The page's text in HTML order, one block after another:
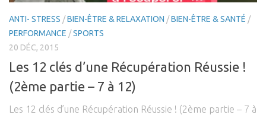
ANTI- STRESS /BIEN-ÊTRE & RELAXATION /BIEN-ÊTRE & SANTÉ /
PERFORMANCE /SPORTS
20 DÉC, 2015
Les 12 clés d’une Récupération Réussie !
(2ème partie – 7 à 12)
Les 12 clés d’une Récupération Réussie ! (2ème partie – 7 à